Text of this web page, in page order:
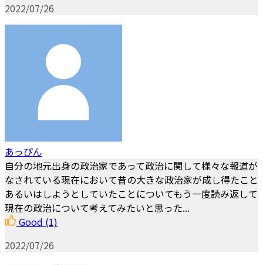
2022/07/26
あっぴん
自分の地元出身の政治家であって政治に関して様々な報道が
なされている現在において昔の大きな政治家が成し得たこと
あるいはしようとしていたことについてもう一度読み返して
現在の政治について考えてみたいと思った...
Good (1)
2022/07/26